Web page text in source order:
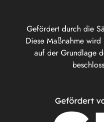
Gefördert durch die
Diese Maßnahme
auf der Grundlage